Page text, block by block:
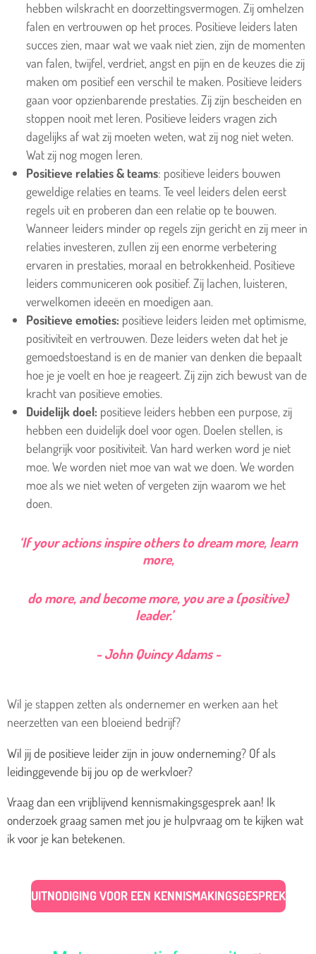
hebben wilskracht en doorzettingsvermogen. Zij omhelzen
falen en vertrouwen op het proces. Positieve leiders laten
succes zien, maar wat we vaak niet zien, zijn de momenten
van falen, twijfel, verdriet, angst en pijn en de keuzes die zij
maken om positief een verschil te maken. Positieve leiders
gaan voor opzienbarende prestaties. Zij zijn bescheiden en
stoppen nooit met leren. Positieve leiders vragen zich
dagelijks af wat zij moeten weten, wat zij nog niet weten.
Wat zij nog mogen leren.
Positieve relaties & teams: positieve leiders bouwen
geweldige relaties en teams. Te veel leiders delen eerst
regels uit en proberen dan een relatie op te bouwen.
Wanneer leiders minder op regels zijn gericht en zij meer in
relaties investeren, zullen zij een enorme verbetering
ervaren in prestaties, moraal en betrokkenheid. Positieve
leiders communiceren ook positief. Zij lachen, luisteren,
verwelkomen ideeën en moedigen aan.
Positieve emoties: positieve leiders leiden met optimisme,
positiviteit en vertrouwen. Deze leiders weten dat het je
gemoedstoestand is en de manier van denken die bepaalt
hoe je je voelt en hoe je reageert. Zij zijn zich bewust van de
kracht van positieve emoties.
Duidelijk doel: positieve leiders hebben een purpose, zij
hebben een duidelijk doel voor ogen. Doelen stellen, is
belangrijk voor positiviteit. Van hard werken word je niet
moe. We worden niet moe van wat we doen. We worden
moe als we niet weten of vergeten zijn waarom we het
doen.
‘If your actions inspire others to dream more, learn
more,
do more, and become more, you are a (positive)
leader.’
- John Quincy Adams -
Wil je stappen zetten als ondernemer en werken aan het
neerzetten van een bloeiend bedrijf?
Wil jij de positieve leider zijn in jouw onderneming? Of als
leidinggevende bij jou op de werkvloer?
Vraag dan een vrijblijvend kennismakingsgesprek aan! Ik
onderzoek graag samen met jou je hulpvraag om te kijken wat
ik voor je kan betekenen.
UITNODIGING VOOR EEN KENNISMAKINGSGESPREK